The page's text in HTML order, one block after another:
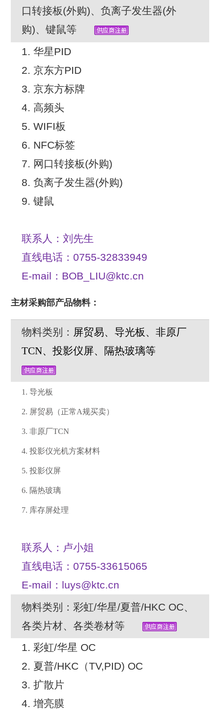
口转接板(外购)、负离子发生器(外
购)、键鼠等
1. 华星PID
2. 京东方PID
3. 京东方标牌
4. 高频头
5. WIFI板
6. NFC标签
7. 网口转接板(外购)
8. 负离子发生器(外购)
9. 键鼠
联系人：刘先生
直线电话：0755-32833949
E-mail：BOB_LIU@ktc.cn
主材采购部产品物料：
物料类别： 屏贸易、 导光板、 非原厂
TCN、 投影仪屏、 隔热玻璃等
1. 导光板
2. 屏贸易（正常A规买卖）
3. 非原厂TCN
4. 投影仪光机方案材料
5. 投影仪屏
6. 隔热玻璃
7. 库存屏处理
联系人：卢小姐
直线电话：0755-33615065
E-mail：luys@ktc.cn
物料类别：彩虹/华星/夏普/HKC OC、
各类片材、各类卷材等
1. 彩虹/华星 OC
2. 夏普/HKC（TV,PID) OC
3. 扩散片
4. 增亮膜